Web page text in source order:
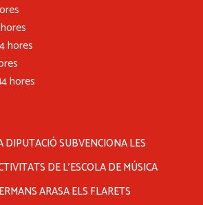
hores
hores
DIPUTACIÓ SUBVENCIONA LES
DE L’ESCOLA DE MÚSICA
ARASA ELS FLARETS